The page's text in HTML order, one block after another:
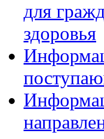
для
здоровья